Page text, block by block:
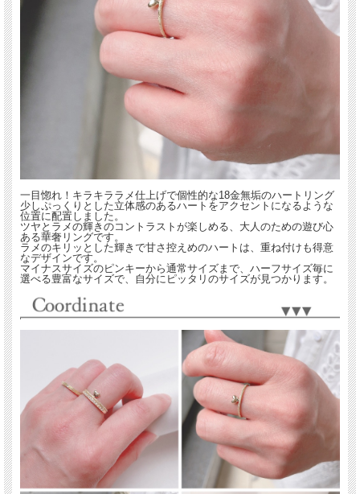
一目惚れ！キラキララメ仕上げで個性的な18金無垢のハートリング
少しぷっくりとした立体感のあるハートをアクセントになるような
位置に配置しました。
ツヤとラメの輝きのコントラストが楽しめる、大人のための遊び心
ある華奢リングです。
ラメのキリッとした輝きで甘さ控えめのハートは、重ね付けも得意
なデザインです。
マイナスサイズのピンキーから通常サイズまで、ハーフサイズ毎に
選べる豊富なサイズで、自分にピッタリのサイズが見つかります。